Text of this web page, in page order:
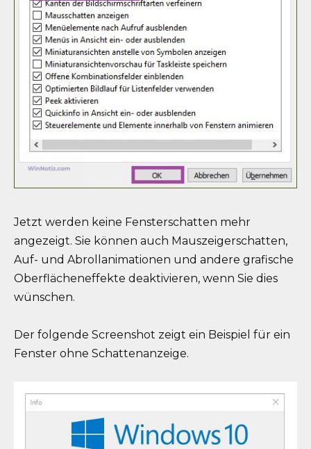
Jetzt werden keine Fensterschatten mehr
angezeigt. Sie können auch Mauszeigerschatten,
Auf- und Abrollanimationen und andere grafische
Oberflächeneffekte deaktivieren, wenn Sie dies
wünschen.
Der folgende Screenshot zeigt ein Beispiel für ein
Fenster ohne Schattenanzeige.